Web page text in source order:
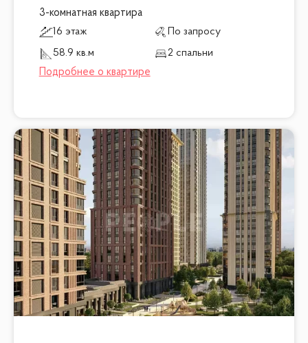
3-комнатная квартира
16 этаж
По запросу
58.9 кв.м
2 спальни